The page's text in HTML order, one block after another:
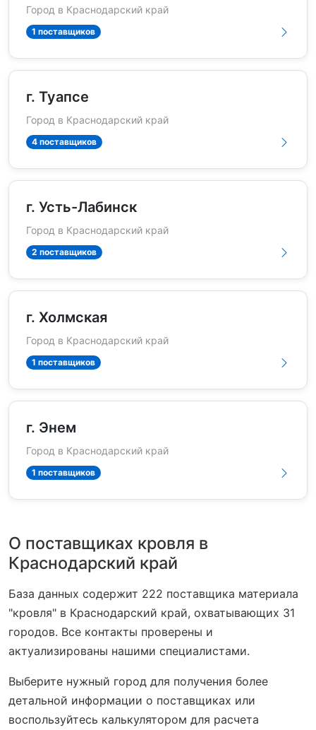
Город в Краснодарский край
1 поставщиков
г. Туапсе
Город в Краснодарский край
4 поставщиков
г. Усть-Лабинск
Город в Краснодарский край
2 поставщиков
г. Холмская
Город в Краснодарский край
1 поставщиков
г. Энем
Город в Краснодарский край
1 поставщиков
О поставщиках кровля в
Краснодарский край
База данных содержит 222 поставщика материала
"кровля" в Краснодарский край, охватывающих 31
городов. Все контакты проверены и
актуализированы нашими специалистами.
Выберите нужный город для получения более
детальной информации о поставщиках или
воспользуйтесь калькулятором для расчета